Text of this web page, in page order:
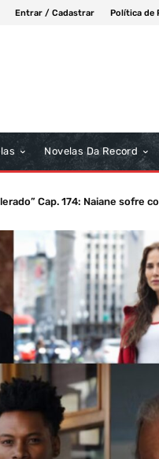
Entrar / Cadastrar Política de
Novelas Da Record
Cap. 174: Naiane sofre
Amor” Cp119b: Sebastião